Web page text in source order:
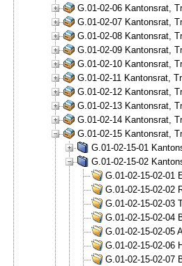
G.01-02-06 Kantonsrat,
G.01-02-07 Kantonsrat,
G.01-02-08 Kantonsrat,
G.01-02-09 Kantonsrat,
G.01-02-10 Kantonsrat,
G.01-02-11 Kantonsrat,
G.01-02-12 Kantonsrat,
G.01-02-13 Kantonsrat,
G.01-02-14 Kantonsrat,
G.01-02-15 Kantonsrat,
G.01-02-15-01
G.01-02-15-02
G.01-02-15-02-01
G.01-02-15-02-02
G.01-02-15-02-03
G.01-02-15-02-04
G.01-02-15-02-05
G.01-02-15-02-06
G.01-02-15-02-07